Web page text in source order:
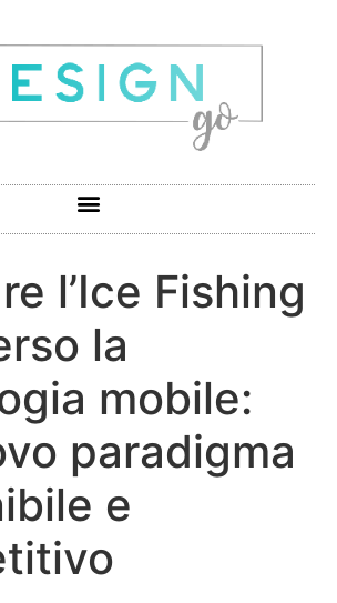
l’Ice Fishing
la
mobile:
paradigma
e